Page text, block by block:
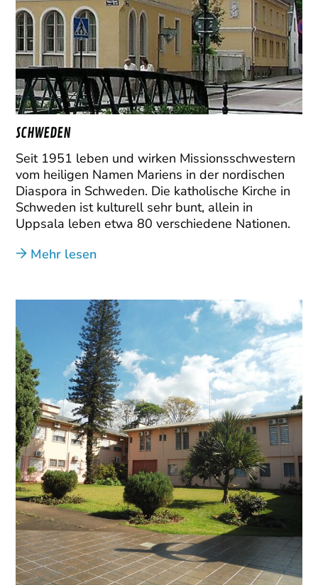
SCHWEDEN
Seit 1951 leben und wirken Missionsschwestern
vom heiligen Namen Mariens in der nordischen
Diaspora in Schweden. Die katholische Kirche in
Schweden ist kulturell sehr bunt, allein in
Uppsala leben etwa 80 verschiedene Nationen.
Mehr lesen